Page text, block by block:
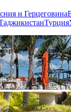
и Герцеговина
Турция